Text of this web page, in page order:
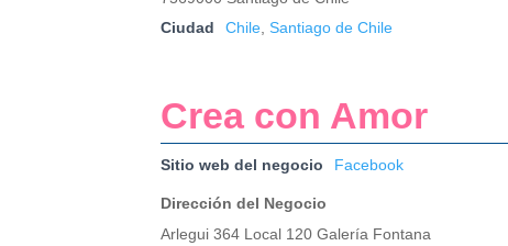
Ciudad
Chile,Santiago de Chile
Crea con Amor
Sitio web del negocio Facebook
Dirección del Negocio
Arlegui 364 Local 120 Galería Fontana